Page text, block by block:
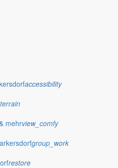
accessibility
terrain
mehrview_comfy
group_work
restore